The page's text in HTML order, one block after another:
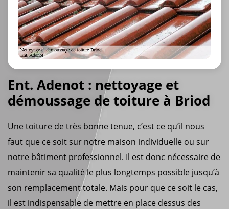
Ent. Adenot : nettoyage et
démoussage de toiture à Briod
Une toiture de très bonne tenue, c’est ce qu’il nous
faut que ce soit sur notre maison individuelle ou sur
notre bâtiment professionnel. Il est donc nécessaire de
maintenir sa qualité le plus longtemps possible jusqu’à
son remplacement totale. Mais pour que ce soit le cas,
il est indispensable de mettre en place dessus des